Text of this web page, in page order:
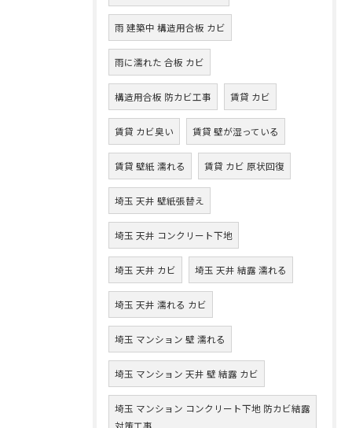
雨 建築中 構造用合板 カビ
雨に濡れた 合板 カビ
構造用合板 防カビ工事 賃貸 カビ
賃貸 カビ臭い 賃貸 壁が湿っている
賃貸 壁紙 濡れる 賃貸 カビ 原状回復
埼玉 天井 壁紙張替え
埼玉 天井 コンクリート下地
埼玉 天井 カビ 埼玉 天井 結露 濡れる
埼玉 天井 濡れる カビ
埼玉 マンション 壁 濡れる
埼玉 マンション 天井 壁 結露 カビ
埼玉 マンション コンクリート下地 防カビ結露
対策工事